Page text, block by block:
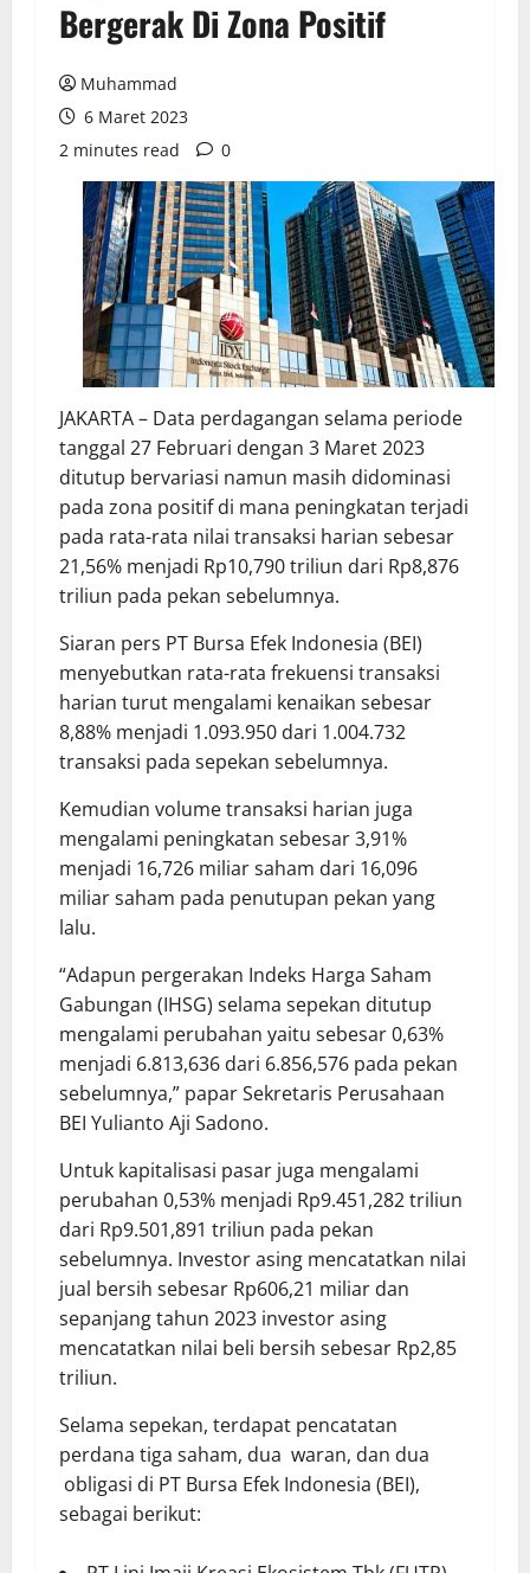
Bergerak Di Zona Positif
Muhammad
6 Maret 2023
2 minutes read
0
JAKARTA – Data perdagangan selama periode
tanggal 27 Februari dengan 3 Maret 2023
ditutup bervariasi namun masih didominasi
pada zona positif di mana peningkatan terjadi
pada rata-rata nilai transaksi harian sebesar
21,56% menjadi Rp10,790 triliun dari Rp8,876
triliun pada pekan sebelumnya.
Siaran pers PT Bursa Efek Indonesia (BEI)
menyebutkan rata-rata frekuensi transaksi
harian turut mengalami kenaikan sebesar
8,88% menjadi 1.093.950 dari 1.004.732
transaksi pada sepekan sebelumnya.
Kemudian volume transaksi harian juga
mengalami peningkatan sebesar 3,91%
menjadi 16,726 miliar saham dari 16,096
miliar saham pada penutupan pekan yang
lalu.
“Adapun pergerakan Indeks Harga Saham
Gabungan (IHSG) selama sepekan ditutup
mengalami perubahan yaitu sebesar 0,63%
menjadi 6.813,636 dari 6.856,576 pada pekan
sebelumnya,” papar Sekretaris Perusahaan
BEI Yulianto Aji Sadono.
Untuk kapitalisasi pasar juga mengalami
perubahan 0,53% menjadi Rp9.451,282 triliun
dari Rp9.501,891 triliun pada pekan
sebelumnya. Investor asing mencatatkan nilai
jual bersih sebesar Rp606,21 miliar dan
sepanjang tahun 2023 investor asing
mencatatkan nilai beli bersih sebesar Rp2,85
triliun.
Selama sepekan, terdapat pencatatan
perdana tiga saham, dua waran, dan dua
obligasi di PT Bursa Efek Indonesia (BEI),
sebagai berikut: